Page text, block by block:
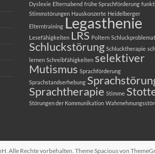
Dyslexie Elternabend frühe Sprachförderung
Stimmstörungen Hauskonzerte Heidelberger
Elterntraining Legasthenie
Lesefähigkeiten LRS Poltern
Schluckstörung Schlucktherapie
lernen Schreibfähigkeiten selektiver
Mutismus Sprachförderung
Sprachstandserhebung
Sprachtherapie Stimme
Störungen der Kommunikation
. Alle Rechte vorbehalten. ThemeSpaciousvon